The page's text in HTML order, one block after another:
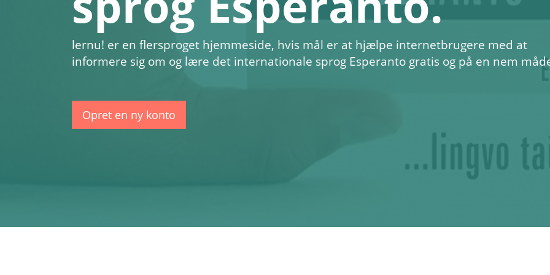
lernu! er en flersproget hjemmeside, hvis mål er at hjælpe internetbrugere med at
informere sig om og lære det internationale sprog Esperanto gratis og på en nem
Opret en ny konto